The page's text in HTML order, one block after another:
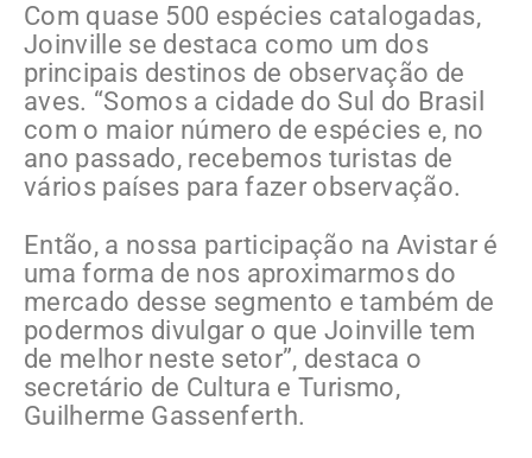
Com quase 500 espécies catalogadas,
Joinville se destaca como um dos
principais destinos de observação de
aves. “Somos a cidade do Sul do Brasil
com o maior número de espécies e, no
ano passado, recebemos turistas de
vários países para fazer observação.
Então, a nossa participação na Avistar é
uma forma de nos aproximarmos do
mercado desse segmento e também de
podermos divulgar o que Joinville tem
de melhor neste setor”, destaca o
secretário de Cultura e Turismo,
Guilherme Gassenferth.